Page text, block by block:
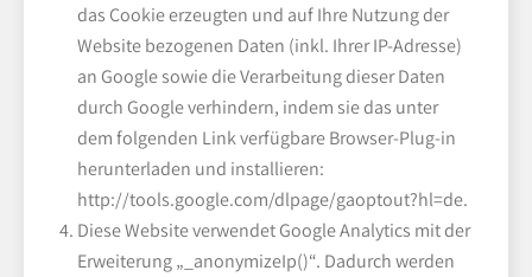
das Cookie erzeugten und auf Ihre Nutzung der
Website bezogenen Daten (inkl. Ihrer IP-Adresse)
an Google sowie die Verarbeitung dieser Daten
durch Google verhindern, indem sie das unter
dem folgenden Link verfügbare Browser-Plug-in
herunterladen und installieren:
http://tools.google.com/dlpage/gaoptout?hl=de.
Diese Website verwendet Google Analytics mit der
Erweiterung „_anonymizeIp()“. Dadurch werden